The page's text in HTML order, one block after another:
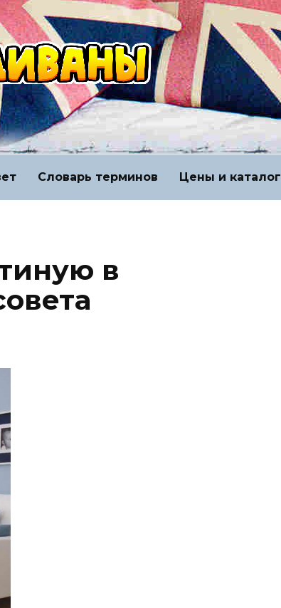
Словарь терминов Цены и каталог
в